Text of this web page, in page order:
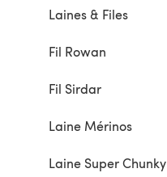
Laines & Files
Fil Rowan
Fil Sirdar
Laine Mérinos
Laine Super Chunky